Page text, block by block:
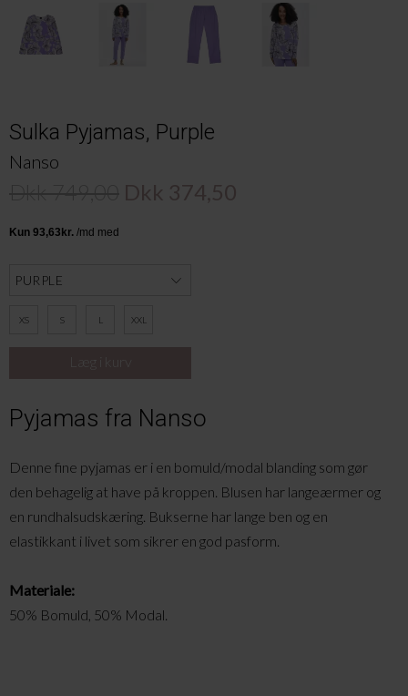
Sulka Pyjamas, Purple
Nanso
Dkk 374,50
XS S L XXL
Pyjamas fra Nanso
Denne fine pyjamas er i en bomuld/modal blanding som gør
den behagelig at have på kroppen. Blusen har langeærmer og
en rundhalsudskæring. Bukserne har lange ben og en
elastikkant i livet som sikrer en god pasform.
Materiale:
50% Bomuld, 50% Modal.